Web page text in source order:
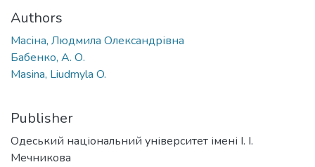
Authors
Масіна, Людмила Олександрівна
Бабенко, А. О.
Masina, Liudmyla O.
Publisher
Одеський національний університет імені І. І.
Мечникова